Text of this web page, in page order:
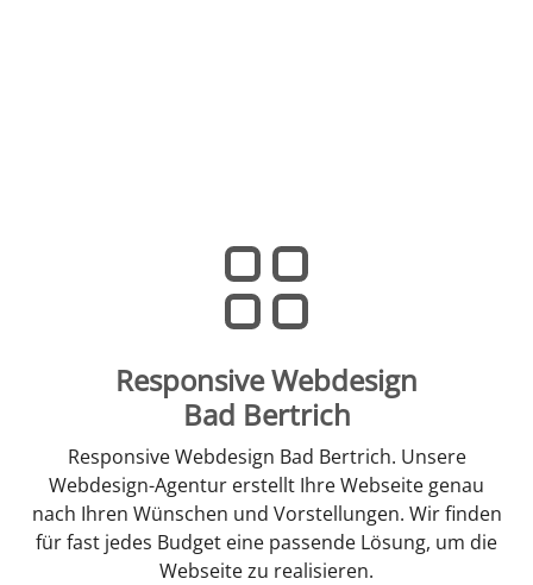
Responsive Webdesign
Bad Bertrich
Responsive Webdesign Bad Bertrich. Unsere
Webdesign-Agentur erstellt Ihre Webseite genau
nach Ihren Wünschen und Vorstellungen. Wir finden
für fast jedes Budget eine passende Lösung, um die
Webseite zu realisieren.